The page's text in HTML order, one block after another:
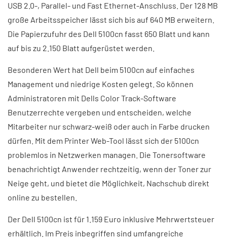
USB 2.0-, Parallel- und Fast Ethernet-Anschluss. Der 128 MB
große Arbeitsspeicher lässt sich bis auf 640 MB erweitern.
Die Papierzufuhr des Dell 5100cn fasst 650 Blatt und kann
auf bis zu 2.150 Blatt aufgerüstet werden.
Besonderen Wert hat Dell beim 5100cn auf einfaches
Management und niedrige Kosten gelegt. So können
Administratoren mit Dells Color Track-Software
Benutzerrechte vergeben und entscheiden, welche
Mitarbeiter nur schwarz-weiß oder auch in Farbe drucken
dürfen. Mit dem Printer Web-Tool lässt sich der 5100cn
problemlos in Netzwerken managen. Die Tonersoftware
benachrichtigt Anwender rechtzeitig, wenn der Toner zur
Neige geht, und bietet die Möglichkeit, Nachschub direkt
online zu bestellen.
Der Dell 5100cn ist für 1.159 Euro inklusive Mehrwertsteuer
erhältlich. Im Preis inbegriffen sind umfangreiche